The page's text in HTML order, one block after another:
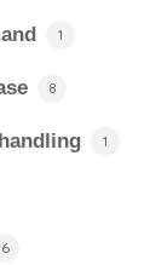
1
8
1
6